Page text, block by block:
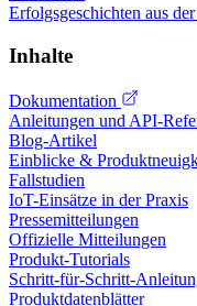
Erfolgsgeschichten aus
Inhalte
Dokumentation
Anleitungen und API-
Blog-Artikel
Einblicke &
Fallstudien
IoT-Einsätze in der Praxis
Pressemitteilungen
Offizielle Mitteilungen
Produkt-Tutorials
Schritt-für-Schritt-
Produktdatenblätter